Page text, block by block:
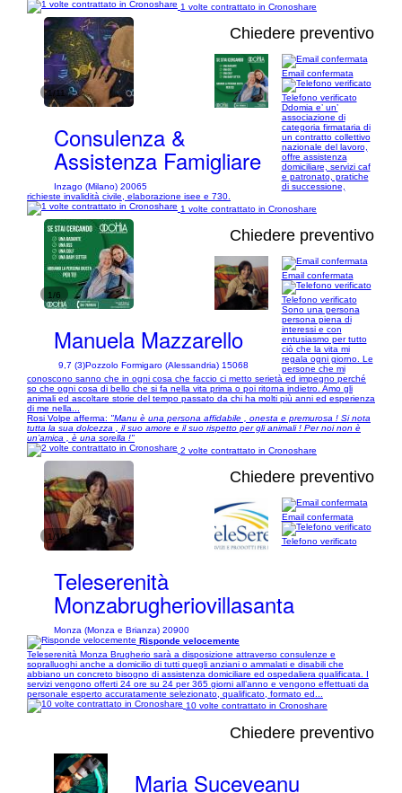
1 volte contrattato in Cronoshare
1/11
Chiedere preventivo
Consulenza &
Assistenza Famigliare
Inzago (Milano) 20065
Email confermata
Telefono verificato
Ddomia e’ un’
associazione di
categoria firmataria di
un contratto collettivo
nazionale del lavoro,
offre assistenza
domiciliare, servizi caf
e patronato, pratiche
di successione,
richieste invalidità civile, elaborazione isee e 730.
1 volte contrattato in Cronoshare
1/6
Chiedere preventivo
Manuela Mazzarello
9,7 (3)Pozzolo Formigaro (Alessandria) 15068
Email confermata
Telefono verificato
Sono una persona
persona piena di
interessi e con
entusiasmo per tutto
ciò che la vita mi
regala ogni giorno. Le
persone che mi
conoscono sanno che in ogni cosa che faccio ci metto serietà ed impegno perché
so che ogni cosa di bello che si fa nella vita prima o poi ritorna indietro. Amo gli
animali ed ascoltare storie del tempo passato da chi ha molti più anni ed esperienza
di me nella...
Rosi Volpe afferma: "Manu è una persona affidabile , onesta e premurosa ! Si nota
tutta la sua dolcezza , il suo amore e il suo rispetto per gli animali ! Per noi non è
un’amica , è una sorella !"
2 volte contrattato in Cronoshare
1/10
Chiedere preventivo
Teleserenità
Monzabrugheriovillasanta
Monza (Monza e Brianza) 20900
Email confermata
Telefono verificato
Risponde velocemente
Teleserenità Monza Brugherio sarà a disposizione attraverso consulenze e
sopralluoghi anche a domicilio di tutti quegli anziani o ammalati e disabili che
abbiano un concreto bisogno di assistenza domiciliare ed ospedaliera qualificata. I
servizi vengono offerti 24 ore su 24 per 365 giorni all’anno e vengono effettuati da
personale esperto accuratamente selezionato, qualificato, formato ed...
10 volte contrattato in Cronoshare
Chiedere preventivo
Maria Suceveanu